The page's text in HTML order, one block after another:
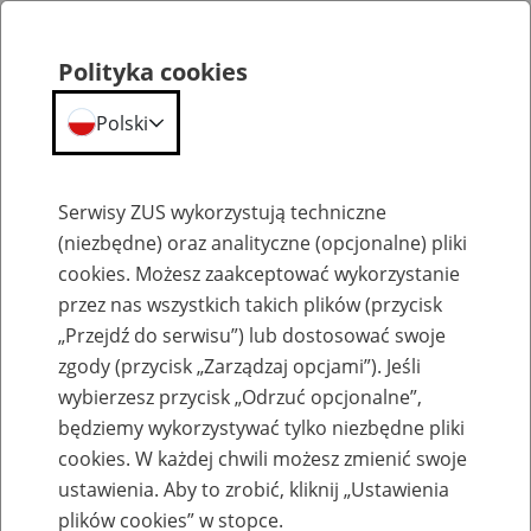
Emerytury
Baza zlikwidowanych lub
przekształconych zakładów pracy
Polityka cookies
Polski
Serwisy ZUS wykorzystują techniczne
(niezbędne) oraz analityczne (opcjonalne) pliki
cookies. Możesz zaakceptować wykorzystanie
przez nas wszystkich takich plików (przycisk
„Przejdź do serwisu”) lub dostosować swoje
zgody (przycisk „Zarządzaj opcjami”). Jeśli
wybierzesz przycisk „Odrzuć opcjonalne”,
będziemy wykorzystywać tylko niezbędne pliki
cookies. W każdej chwili możesz zmienić swoje
ustawienia. Aby to zrobić, kliknij „Ustawienia
plików cookies” w stopce.